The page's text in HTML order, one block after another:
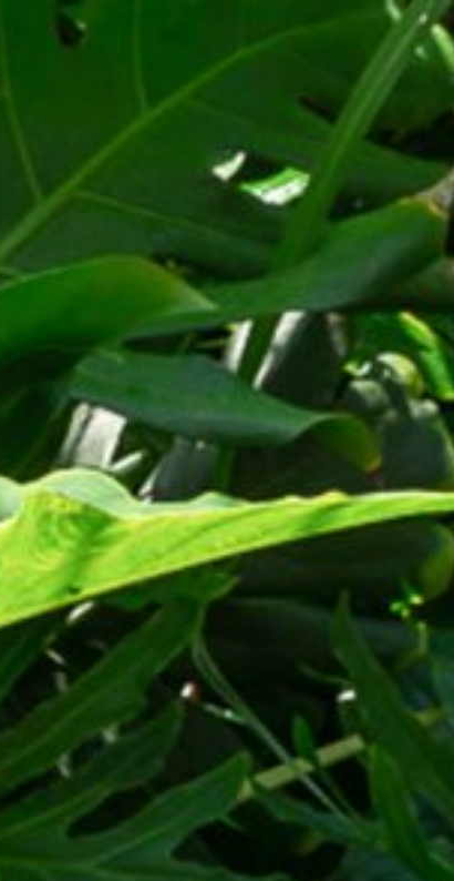
DỰ ÁN LIÊN HỆ